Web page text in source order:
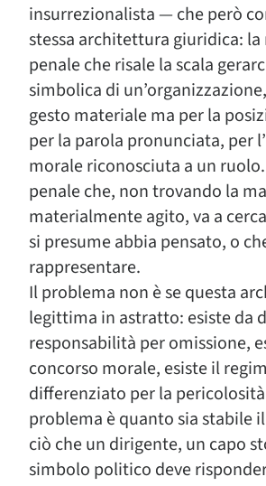
insurrezionalista — che però
stessa architettura giuridica:
penale che risale la scala
simbolica di
gesto materiale ma per la
per la parola pronunciata, per
morale riconosciuta a un
penale che, non trovando la
materialmente agito, va a
si presume abbia pensato, o
rappresentare.
Il problema non è se questa
legittima in astratto: esiste da
responsabilità per omissione,
concorso morale, esiste il
differenziato per la
problema è quanto sia stabile
ciò che un dirigente, un capo
simbolo politico deve